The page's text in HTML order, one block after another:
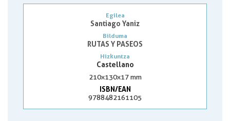
Egilea
Santiago Yaniz
Bilduma
RUTAS Y PASEOS
Hizkuntza
Castellano
210x130x17 mm
ISBN/EAN
9788482161105